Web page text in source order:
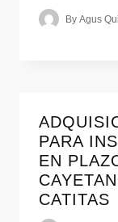
By Agus
PARA
EN
CATITAS